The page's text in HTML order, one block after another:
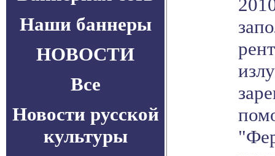
Наши баннеры
НОВОСТИ
Все
Новости русской
культуры